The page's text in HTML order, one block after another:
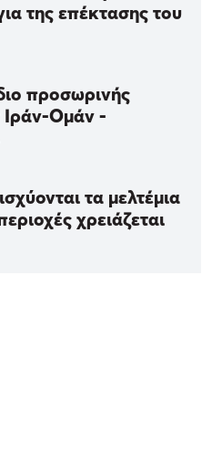
της επέκτασης του
προσωρινής
Ομάν -
τα μελτέμια
χρειάζεται